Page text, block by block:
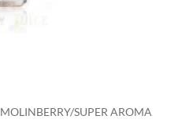
MOLINBERRY/SUPER AROMA